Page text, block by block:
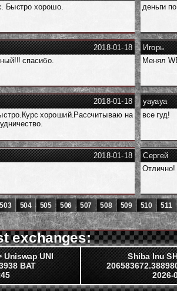
Быстро хорошо.
деньги
2018-01-18
спасибо.
Игорь
Менял
2018-01-18
хороший.Рассчитываю на
yayaya
все гуд!
2018-01-18
Сергей
Отлично!
503 504 505 506 507 508 509 510 511
exchanges:
Uniswap UNI
BAT
Shiba Inu
2026-